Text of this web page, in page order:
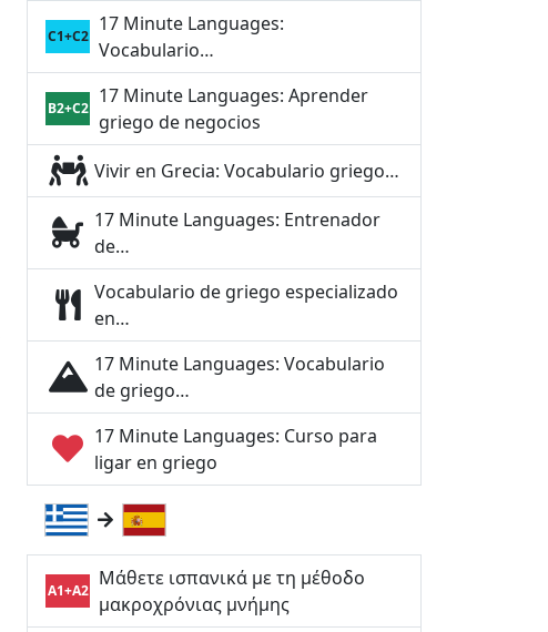
C1+C2
17 Minute Languages:
Vocabulario…
B2+C2
17 Minute Languages: Aprender
griego de negocios
Vivir en Grecia: Vocabulario griego…
17 Minute Languages: Entrenador
de…
Vocabulario de griego especializado
en…
17 Minute Languages: Vocabulario
de griego…
17 Minute Languages: Curso para
ligar en griego
A1+A2
Μάθετε ισπανικά με τη μέθοδο
μακροχρόνιας μνήμης